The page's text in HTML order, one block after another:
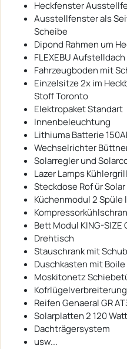
Heckfenster
Ausstellfenster als
Scheibe
Dipond Rahmen um
FLEXEBU
Fahrzeugboden mit
Einzelsitze 2x im
Stoff Toronto
Elektropaket Standart
Innenbeleuchtung
Lithiuma Batterie
Wechselrichter
Solarregler und
Lazer Lamps Kühlergrill
Steckdose Rof ür
Küchenmodul 2 Spüle
Bett Modul KING-SIZE
Drehtisch
Stauschrank mit
Duschkasten mit Boile
Moskitonetz
Reifen Genaeral GR
Solarplatten 2 120 Watt
Dachträgersystem
usw...